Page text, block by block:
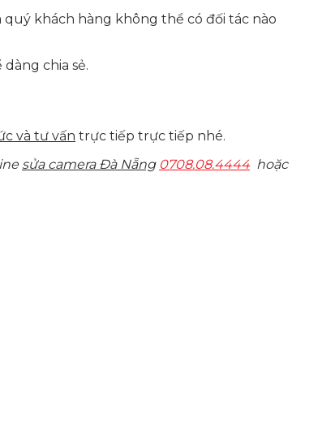
khách hàng không thể có đối tác nào
chia sẻ.
và tư vấn trực tiếp trực tiếp nhé.
sửa camera Đà Nẵng 0708.08.4444 hoặc